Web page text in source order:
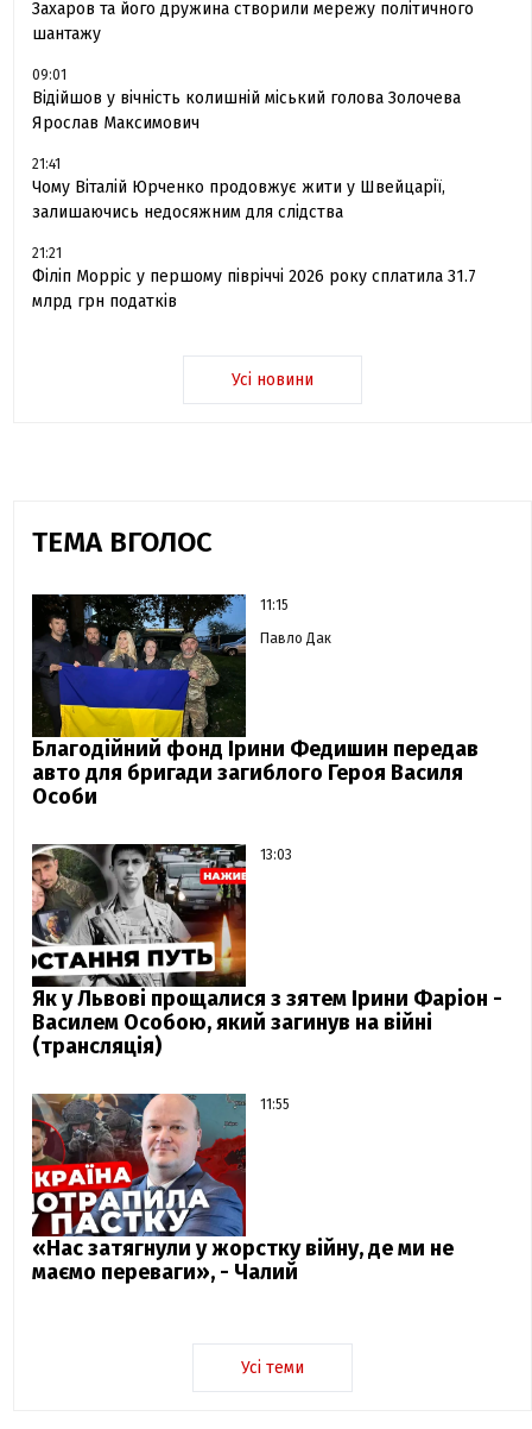
Захаров та його дружина створили мережу політичного
шантажу
09:01
Відійшов у вічність колишній міський голова Золочева
Ярослав Максимович
21:41
Чому Віталій Юрченко продовжує жити у Швейцарії,
залишаючись недосяжним для слідства
21:21
Філіп Морріс у першому півріччі 2026 року сплатила 31.7
млрд грн податків
Усі новини
ТЕМА ВГОЛОС
11:15
Павло Дак
Благодійний фонд Ірини Федишин передав
авто для бригади загиблого Героя Василя
Особи
13:03
Як у Львові прощалися з зятем Ірини Фаріон -
Василем Особою, який загинув на війні
(трансляція)
11:55
«Нас затягнули у жорстку війну, де ми не
маємо переваги», - Чалий
Усі теми